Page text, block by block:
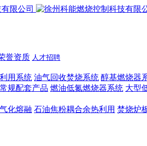
誉资质 人才招聘
用系统 油气回收焚烧系统 醇基燃烧器
规配套产品 燃油低氮燃烧器系统 大型
化熔融 石油焦粉耦合余热利用 焚烧炉